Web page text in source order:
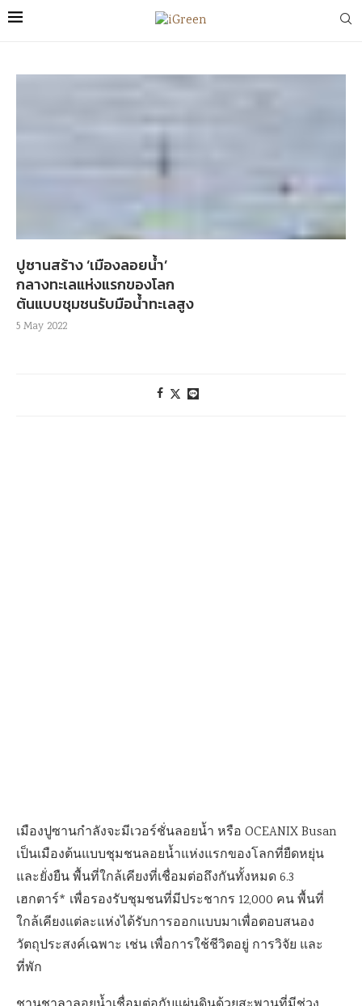
ปูซานสร้าง ‘เมืองลอยน้ำ’
กลางทะเลแห่งแรกของโลก
ต้นแบบชุมชนรับมือน้ำทะเลสูง
5 May 2022
เมืองปูซานกำลังจะมีเวอร์ชั่นลอยน้ำ หรือ OCEANIX Busan
เป็นเมืองต้นแบบชุมชนลอยน้ำแห่งแรกของโลกที่ยืดหยุ่น
และยั่งยืน พื้นที่ใกล้เคียงที่เชื่อมต่อถึงกันทั้งหมด 6.3
เฮกตาร์* เพื่อรองรับชุมชนที่มีประชากร 12,000 คน พื้นที่
ใกล้เคียงแต่ละแห่งได้รับการออกแบบมาเพื่อตอบสนอง
วัตถุประสงค์เฉพาะ เช่น เพื่อการใช้ชีวิตอยู่ การวิจัย และ
ที่พัก